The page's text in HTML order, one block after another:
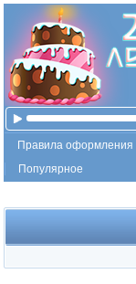
Правила оформления
Популярное